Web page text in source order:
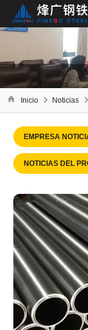
Inicio Noticias
EMPRESA
NOTICIAS DEL